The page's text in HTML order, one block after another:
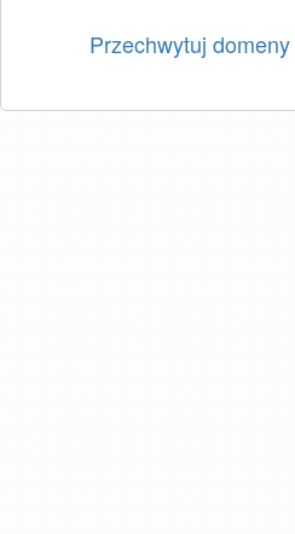
Przechwytuj domeny